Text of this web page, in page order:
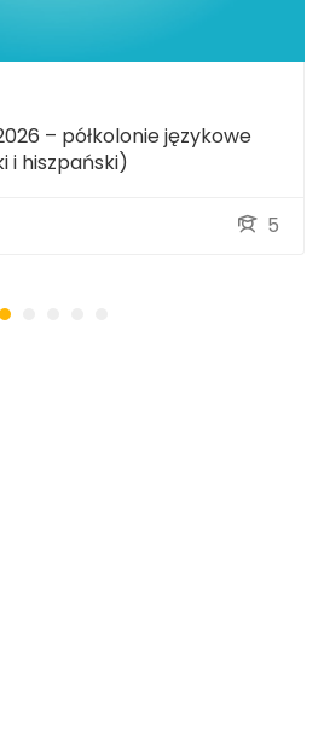
– półkolonie językowe
i hiszpański)
5